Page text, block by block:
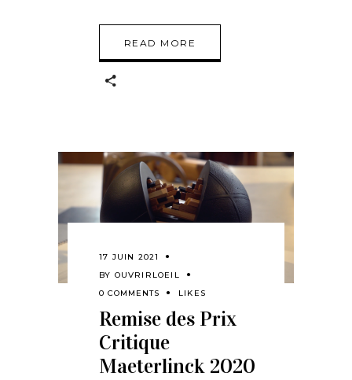
READ MORE
17 JUIN 2021
BY OUVRIRLOEIL
0 COMMENTS
LIKES
Remise des Prix
Critique
Maeterlinck 2020